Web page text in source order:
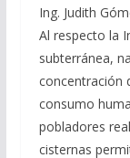
Ing. Judith
Al respecto la
subterránea,
concentración
consumo
pobladores
cisternas